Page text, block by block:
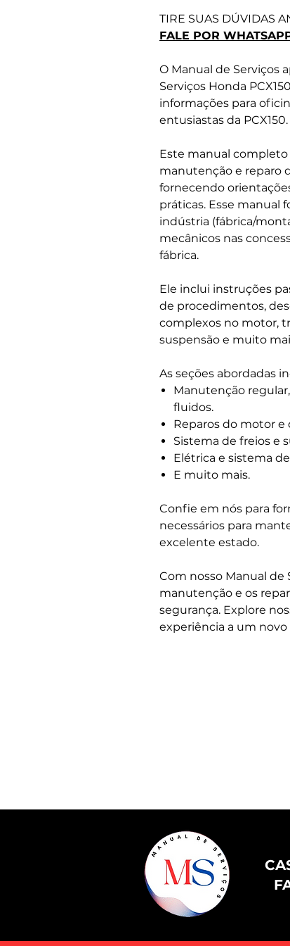
TIRE SUAS DÚVIDAS
FALE POR
O Manual de Serviços
Serviços Honda
informações para
entusiastas da PCX150.
Este manual
manutenção e reparo
fornecendo
práticas. Esse manual
indústria (fábrica/
mecânicos nas
fábrica.
Ele inclui instruções
de procedimentos,
complexos no motor,
suspensão e muito
As seções abordadas
Manutenção
fluidos.
Reparos do motor e
Sistema de freios e
Elétrica e sistema
E muito mais.
Confie em nós para
necessários para
excelente estado.
Com nosso Manual de
manutenção e os
segurança. Explore
experiência a um novo